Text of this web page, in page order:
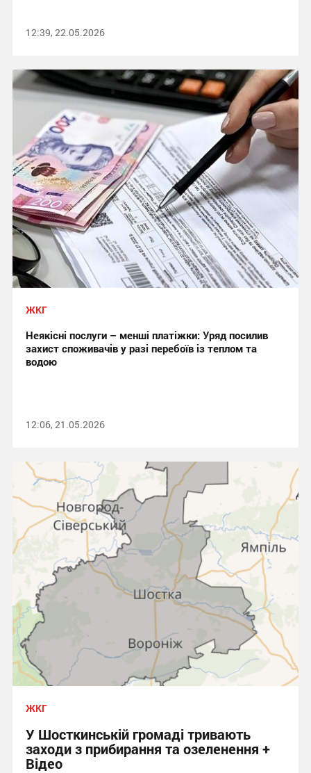
12:39, 22.05.2026
ЖКГ
Неякісні послуги – менші платіжки: Уряд посилив
захист споживачів у разі перебоїв із теплом та
водою
12:06, 21.05.2026
ЖКГ
У Шосткинській громаді тривають
заходи з прибирання та озеленення +
Відео